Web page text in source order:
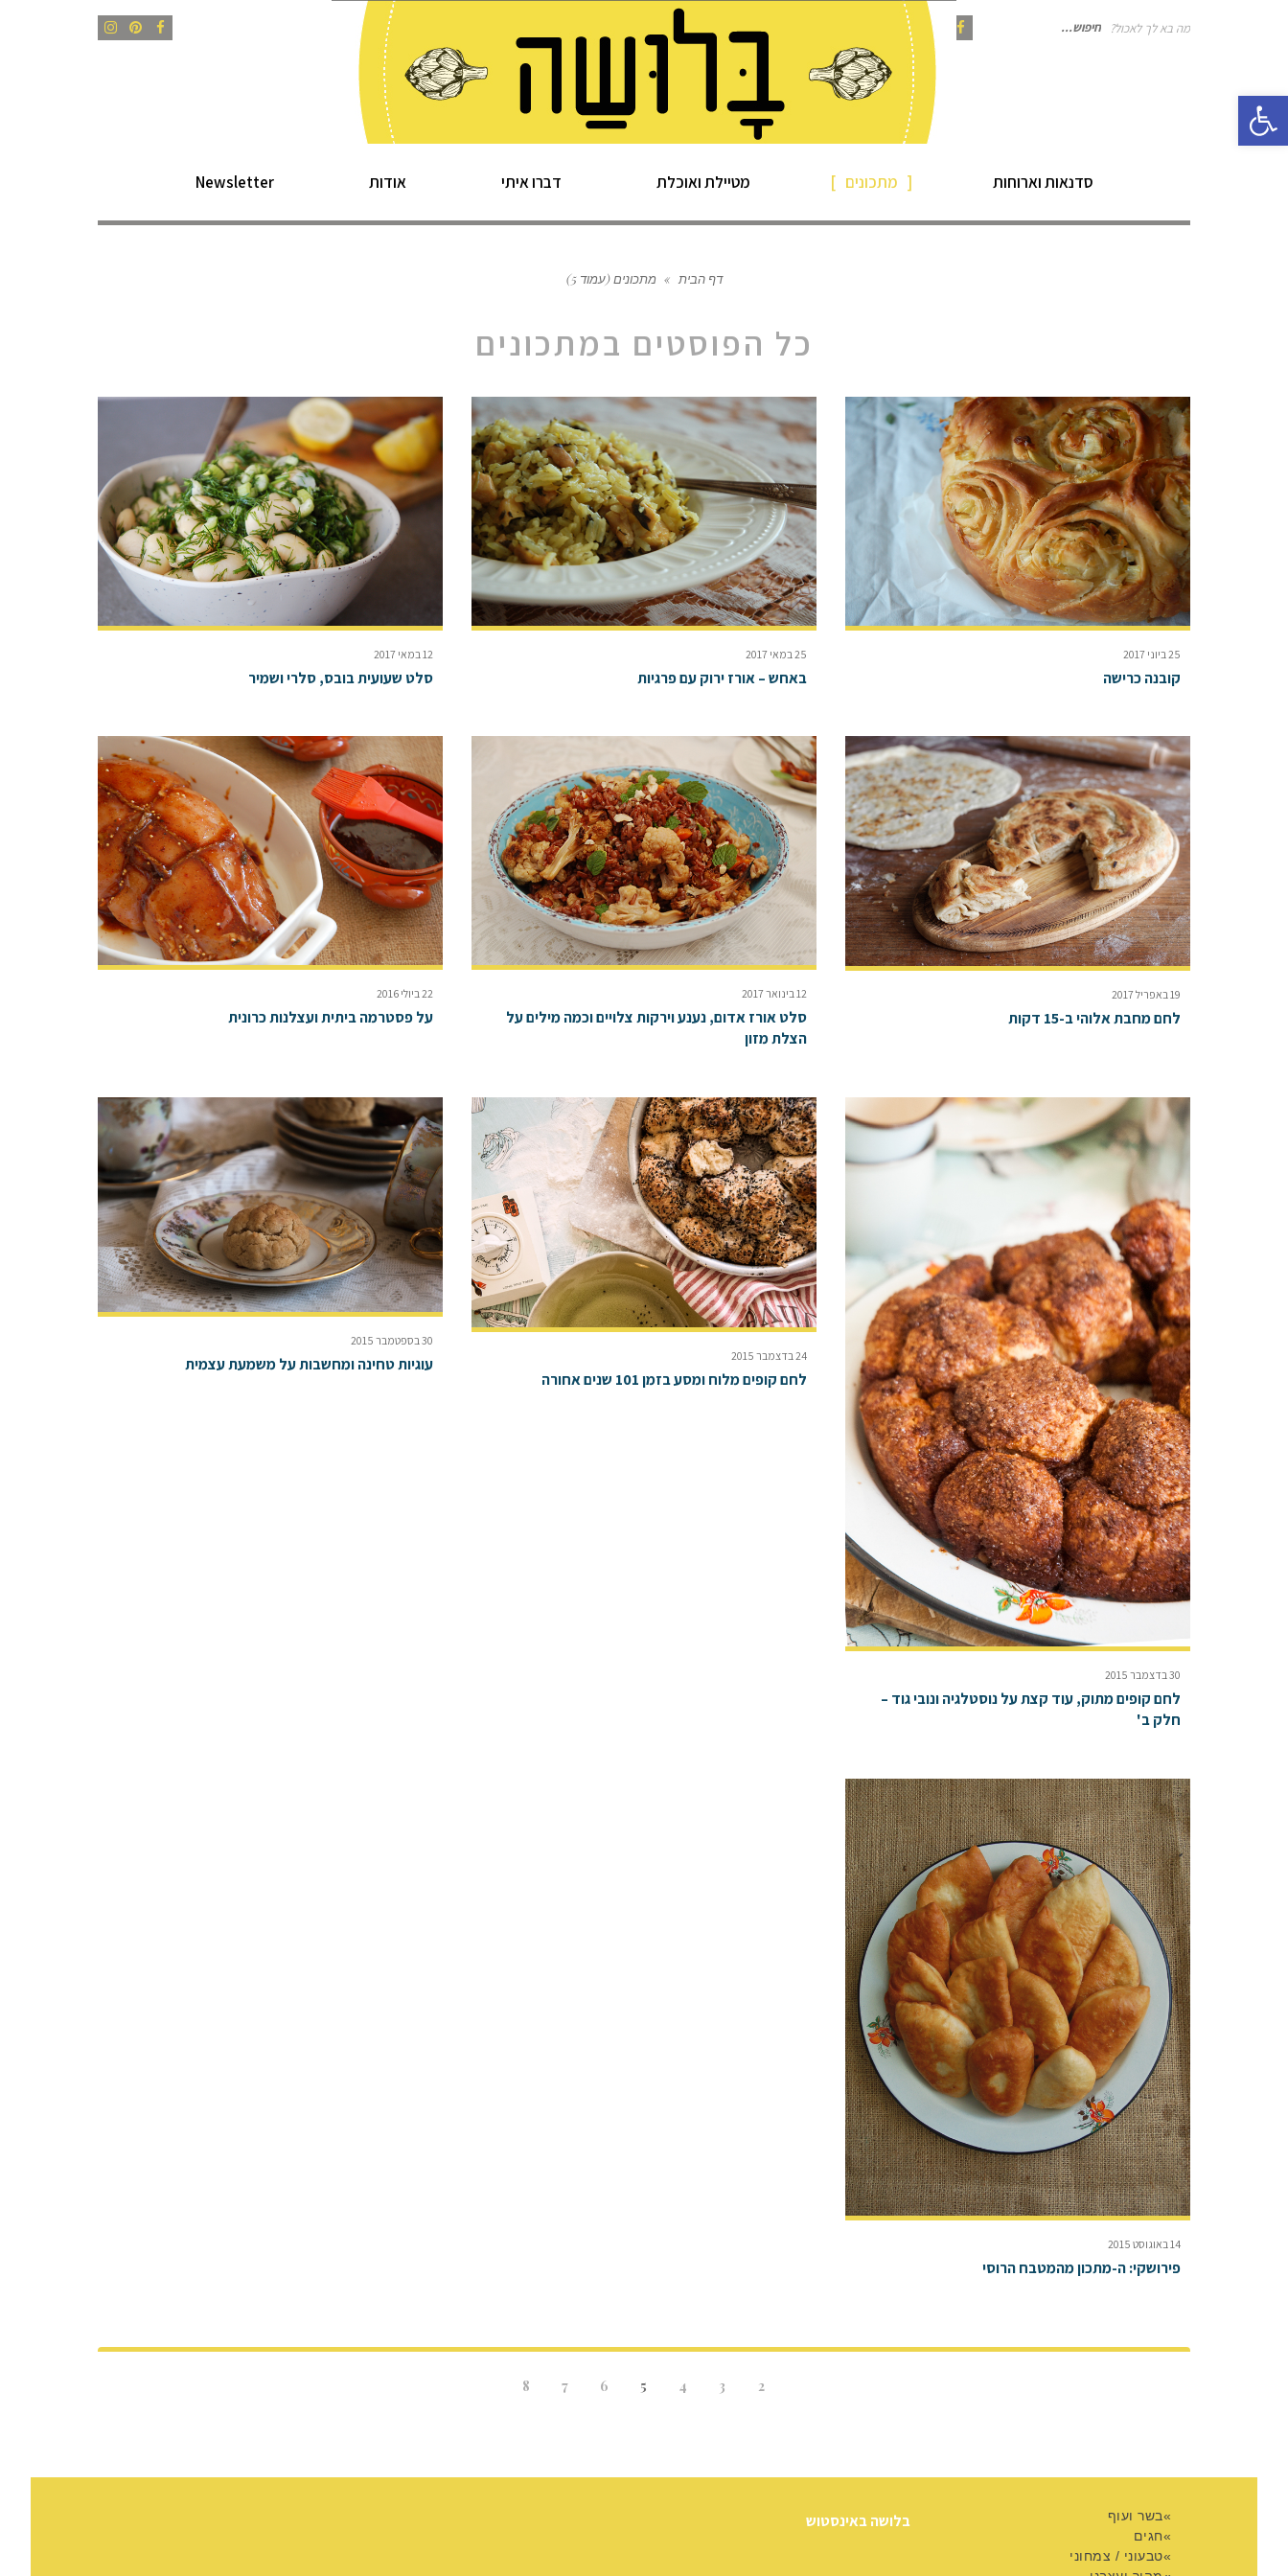
פתח סרגל נגישות
מה בא לך לאכול? חיפוש Facebook
Pinterest
Instagram
Facebook
Pinterest
Instagram
סדנאות וארוחות מתכונים מטיילת ואוכלת דברו איתי אודות Newsletter
דף הבית » מתכונים (עמוד 5)
כל הפוסטים במתכונים
25 ביוני 2017
קובנה כרישה
25 במאי 2017
באחש – אורז ירוק עם פרגיות
12 במאי 2017
סלט שעועית בובס, סלרי ושמיר
19 באפריל 2017
לחם מחבת אלוהי ב-15 דקות
12 בינואר 2017
סלט אורז אדום, נענע וירקות צלויים וכמה מילים על
הצלת מזון
22 ביולי 2016
על פסטרמה ביתית ועצלנות כרונית
30 בדצמבר 2015
לחם קופים מתוק, עוד קצת על נוסטלגיה ונובי גוד –
חלק ב'
24 בדצמבר 2015
לחם קופים מלוח ומסע בזמן 101 שנים אחורה
30 בספטמבר 2015
עוגיות טחינה ומחשבות על משמעת עצמית
14 באוגוסט 2015
פירושקי: ה-מתכון מהמטבח הרוסי
2
3
4
5
6
7
8
בשר ועוף
חגים
טבעוני / צמחוני
בלושה באינסטוש